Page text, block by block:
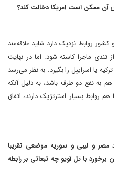
آن ممکن است امریکا دخالت کند؟
کشور روابط نزدیک دارد شاید علاقه‌مند
تندی ماجرا کاسته شود. اما در نهایت
یا اسراییل را بگیرد. به نظر می‌رسد
به نفع دو طرف باشد، به دلیل آنکه
بسیار استرتژیک دارند، اتفاق
مصر و لیبی و سوریه موضعی تقریبا
با تل آویو چه تبعاتی بر رابطه